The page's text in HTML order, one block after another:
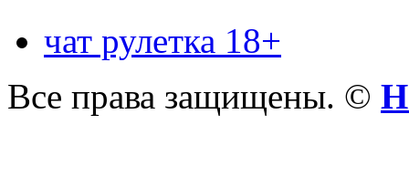
чат рулетка 18+
Все права защищены. ©